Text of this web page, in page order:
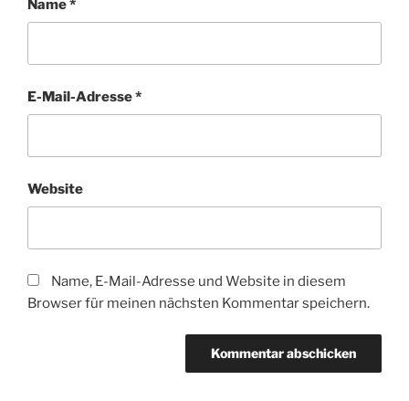
Name*
E-Mail-Adresse*
Website
Name, E-Mail-Adresse und Website in diesem
Browser für meinen nächsten Kommentar speichern.